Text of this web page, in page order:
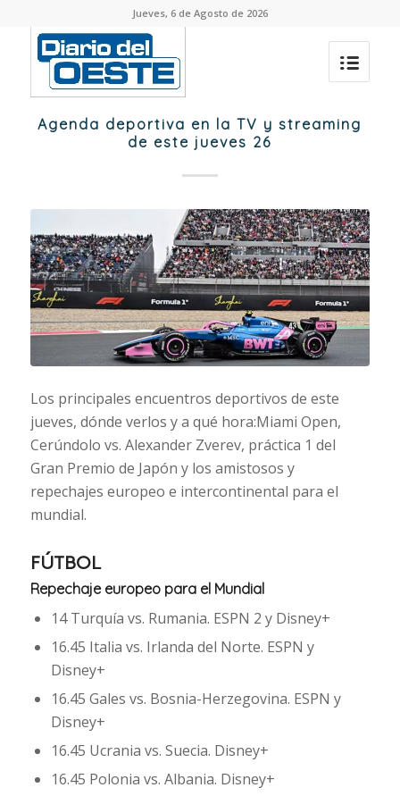
Jueves, 6 de Agosto de 2026
Agenda deportiva en la TV y streaming
de este jueves 26
Los principales encuentros deportivos de este
jueves, dónde verlos y a qué hora:Miami Open,
Cerúndolo vs. Alexander Zverev, práctica 1 del
Gran Premio de Japón y los amistosos y
repechajes europeo e intercontinental para el
mundial.
FÚTBOL
Repechaje europeo para el Mundial
14 Turquía vs. Rumania. ESPN 2 y Disney+
16.45 Italia vs. Irlanda del Norte. ESPN y
Disney+
16.45 Gales vs. Bosnia-Herzegovina. ESPN y
Disney+
16.45 Ucrania vs. Suecia. Disney+
16.45 Polonia vs. Albania. Disney+